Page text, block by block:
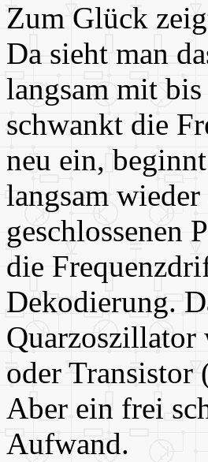
Zum Glück
Da sieht man
langsam mit
schwankt die
neu ein,
langsam
geschlossenen
die
Dekodierung.
Quarzoszillator
oder Transistor
Aber ein frei
Aufwand.